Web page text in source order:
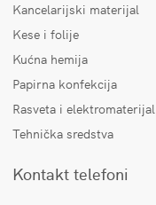
Kancelarijski materijal
Kese i folije
Kućna hemija
Papirna konfekcija
Rasveta i elektromaterijal
Tehnička sredstva
Kontakt telefoni